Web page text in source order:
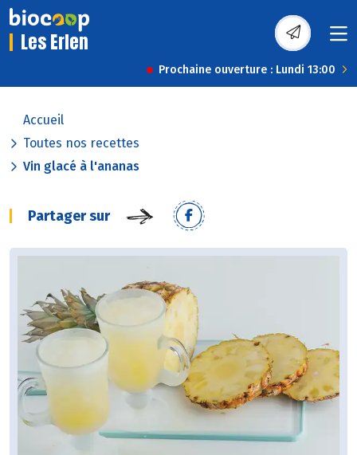
Les Erlen
Prochaine ouverture : Lundi 13:00
Accueil
Toutes nos recettes
Vin glacé à l'ananas
Partager sur